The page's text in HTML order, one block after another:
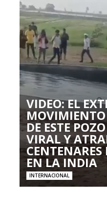
VIDEO: EL
MOVIMIENTO
DE ESTE
VIRAL Y
CENTENARES
EN LA INDIA
INTERNACIONAL